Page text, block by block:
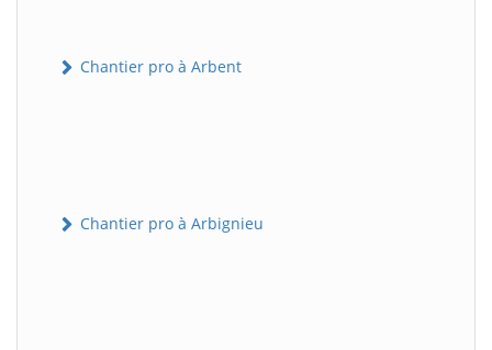
Chantier pro à Arbent
Chantier pro à Arbignieu